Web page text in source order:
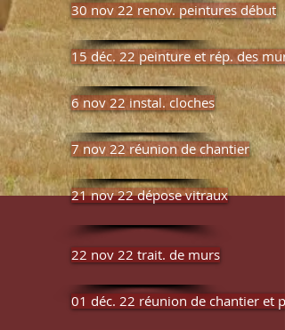
30 nov 22 renov. peintures début
15 déc. 22 peinture et rép. des murs
6 nov 22 instal. cloches
7 nov 22 réunion de chantier
21 nov 22 dépose vitraux
22 nov 22 trait. de murs
01 déc. 22 réunion de chantier et